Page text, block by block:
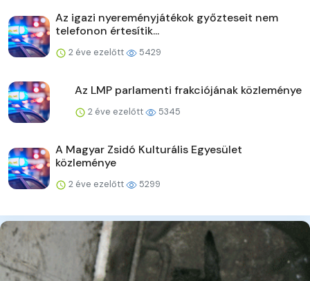
Az igazi nyereményjátékok győzteseit nem
telefonon értesítik...
2 éve ezelőtt 5429
Az LMP parlamenti frakciójának közleménye
2 éve ezelőtt 5345
A Magyar Zsidó Kulturális Egyesület
közleménye
2 éve ezelőtt 5299